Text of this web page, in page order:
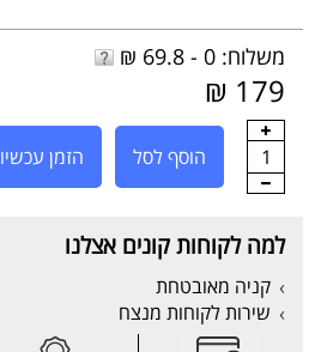
משלוח: 0 - 69.8 ₪
179 ₪
1 הוסף לסל הזמן עכשיו
למה לקוחות קונים אצלנו
קניה מאובטחת
שירות לקוחות מנצח